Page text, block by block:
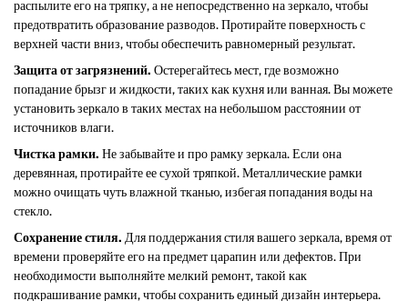
распылите его на тряпку, а не непосредственно на зеркало, чтобы
предотвратить образование разводов. Протирайте поверхность с
верхней части вниз, чтобы обеспечить равномерный результат.
Защита от загрязнений. Остерегайтесь мест, где возможно
попадание брызг и жидкости, таких как кухня или ванная. Вы можете
установить зеркало в таких местах на небольшом расстоянии от
источников влаги.
Чистка рамки. Не забывайте и про рамку зеркала. Если она
деревянная, протирайте ее сухой тряпкой. Металлические рамки
можно очищать чуть влажной тканью, избегая попадания воды на
стекло.
Сохранение стиля. Для поддержания стиля вашего зеркала, время от
времени проверяйте его на предмет царапин или дефектов. При
необходимости выполняйте мелкий ремонт, такой как
подкрашивание рамки, чтобы сохранить единый дизайн интерьера.